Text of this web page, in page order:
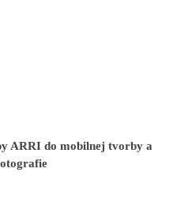
ARRI do mobilnej tvorby a